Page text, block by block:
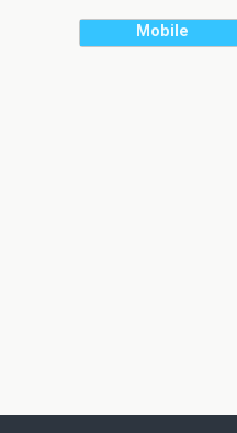
Mobile